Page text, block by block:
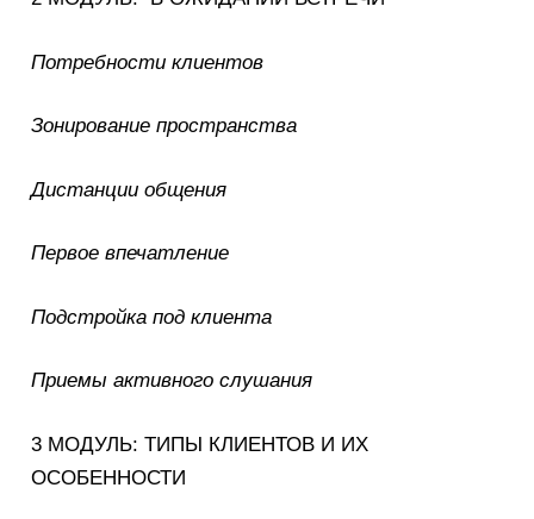
Потребности клиентов
Зонирование пространства
Дистанции общения
Первое впечатление
Подстройка под клиента
Приемы активного слушания
3 МОДУЛЬ: ТИПЫ КЛИЕНТОВ И ИХ
ОСОБЕННОСТИ